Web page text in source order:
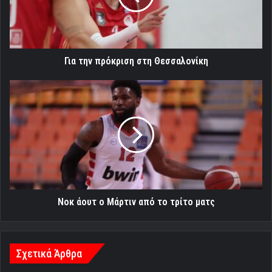
Για την πρόκριση στη Θεσσαλονίκη
Νοκ
άουτ
ο
Μάρτιν
από
το
τρίτο
Νοκ άουτ ο Μάρτιν από το τρίτο ματς
Σχετικά Άρθρα